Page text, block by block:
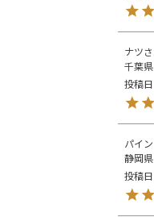
ナツ
千葉県
投稿日
パイン
静岡県
投稿日